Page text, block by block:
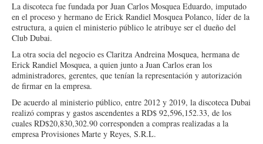
La discoteca fue fundada por Juan Carlos Mosquea Eduardo, imputado
en el proceso y hermano de Erick Randiel Mosquea Polanco, líder de la
estructura, a quien el ministerio público le atribuye ser el dueño del
Club Dubai.
La otra socia del negocio es Claritza Andreina Mosquea, hermana de
Erick Randiel Mosquea, a quien junto a Juan Carlos eran los
administradores, gerentes, que tenían la representación y autorización
de firmar en la empresa.
De acuerdo al ministerio público, entre 2012 y 2019, la discoteca Dubai
realizó compras y gastos ascendentes a RD$ 92,596,152.33, de los
cuales RD$20,830,302.90 corresponden a compras realizadas a la
empresa Provisiones Marte y Reyes, S.R.L.